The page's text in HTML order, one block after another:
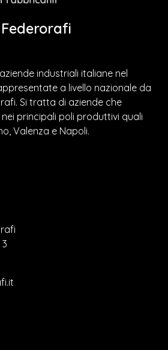
industriali italiane nel
a livello nazionale da
Si tratta di aziende che
principali poli produttivi quali
Valenza e Napoli.